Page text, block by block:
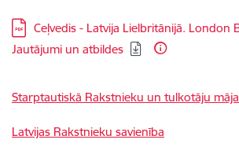
Lejupielādēt:
Ceļvedis - Latvija Lielbritānijā. London
Jautājumi un atbildes
Starptautiskā Rakstnieku un tulkotāju māja
Latvijas Rakstnieku savienība